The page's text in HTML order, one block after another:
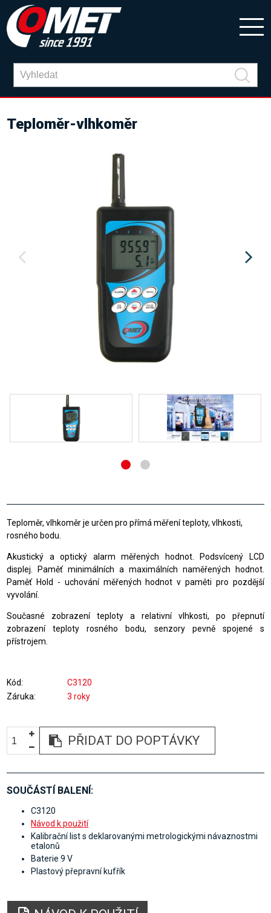
Teploměr-vlhkoměr
Teploměr, vlhkoměr je určen pro přímá měření teploty, vlhkosti,
rosného bodu.
Akustický a optický alarm měřených hodnot. Podsvícený LCD
displej. Paměť minimálních a maximálních naměřených hodnot.
Paměť Hold - uchování měřených hodnot v paměti pro pozdější
vyvolání.
Současné zobrazení teploty a relativní vlhkosti, po přepnutí
zobrazení teploty rosného bodu, senzory pevně spojené s
přístrojem.
Kód
C3120
Záruka
3 roky
PŘIDAT DO POPTÁVKY
SOUČÁSTÍ BALENÍ:
C3120
Návod k použití
Kalibrační list s deklarovanými metrologickými návaznostmi
etalonů
Baterie 9 V
Plastový přepravní kufřík